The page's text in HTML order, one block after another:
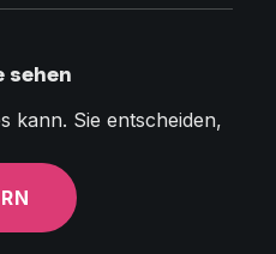
sehen
kann. Sie entscheiden,